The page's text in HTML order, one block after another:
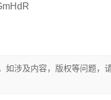
涉及内容，版权等问题，